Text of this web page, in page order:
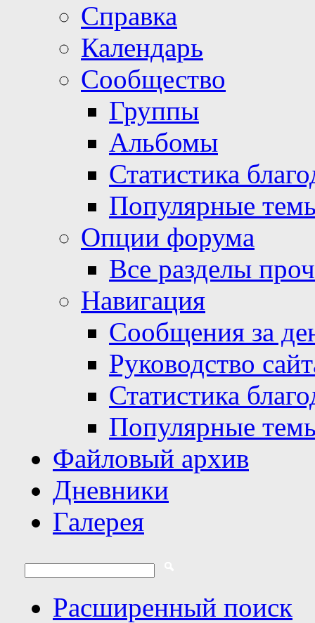
Справка
Календарь
Сообщество
Группы
Альбомы
Статистика
Популярные
Опции форума
Все разделы
Навигация
Сообщения за
Руководство
Статистика
Популярные
Файловый архив
Дневники
Галерея
Расширенный поиск